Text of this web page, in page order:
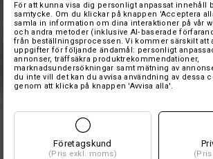
För att kunna visa dig personligt anpassat innehåll
samtycke. Om du klickar på knappen 'Acceptera
samla in information om dina interaktioner på vår
och andra metoder (inklusive AI‑baserade
från beställningsprocessen. Vi kommer särskilt att
uppgifter för följande ändamål: personligt
annonser, träffsäkra produktrekommendationer,
marknadsundersökningar samt mätning av
du inte vill det kan du avvisa användning av dessa
genom att klicka på knappen 'Avvisa alla'.
Företagskund
(Pris exkl. moms)